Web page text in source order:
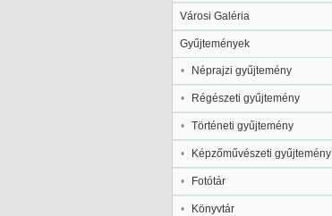
Városi Galéria
Gyűjtemények
Néprajzi gyűjtemény
Régészeti gyűjtemény
Történeti gyűjtemény
Képzőművészeti gyűjtemény
Fotótár
Könyvtár